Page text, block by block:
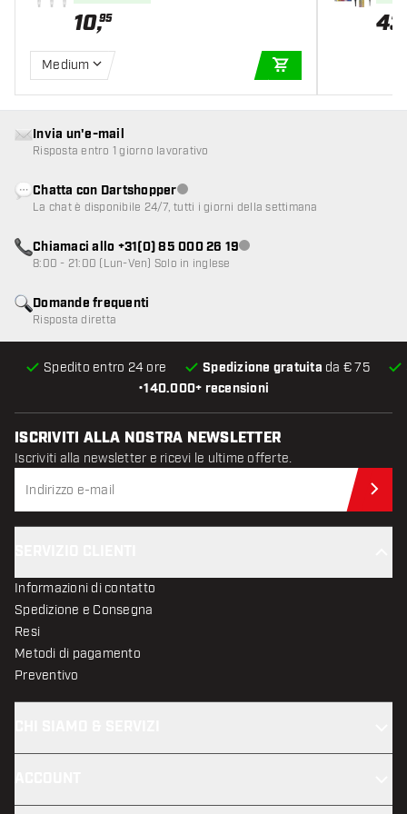
10,95
Medium
43
•140.000+ recensioni
Spedito entro 24 ore Spedizione gratuita da € 75
Domande frequenti
Risposta diretta
Invia un'e-mail
Risposta entro 1 giorno lavorativo
Chatta con DartshopperServizio clienti non disponibile
La chat è disponibile 24/7, tutti i giorni della settimana
Chiamaci allo +31(0) 85 000 26 19Servizio clienti non disponibile
8:00 - 21:00 (Lun-Ven) Solo in inglese
ISCRIVITI ALLA NOSTRA NEWSLETTER
Iscriviti alla newsletter e ricevi le ultime offerte.
Informazioni di contatto
Spedizione e Consegna
Resi
Metodi di pagamento
Preventivo